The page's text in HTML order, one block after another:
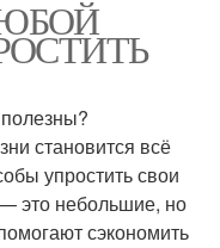
становится всё
упростить свои
это небольшие, но
сэкономить